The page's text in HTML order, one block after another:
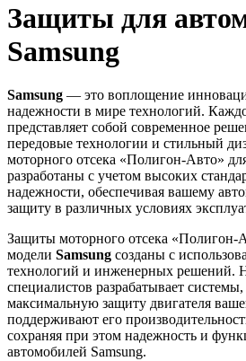
Защиты для
Samsung
Samsung — это воплощение
надежности в мире технологий.
представляет собой современное
передовые технологии и стильный
моторного отсека «Полигон-Авто»
разработаны с учетом высоких
надежности, обеспечивая вашему
защиту в различных условиях
Защиты моторного отсека «Полигон-
модели Samsung созданы с
технологий и инженерных решений.
специалистов разрабатывает
максимальную защиту двигателя
поддерживают его
сохраняя при этом надежность и
автомобилей Samsung.